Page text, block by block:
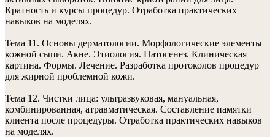
Кратность и курсы процедур. Отработка практических
навыков на моделях.
Тема 11. Основы дерматологии. Морфологические элементы
кожной сыпи. Акне. Этиология. Патогенез. Клиническая
картина. Формы. Лечение. Разработка протоколов процедур
для жирной проблемной кожи.
Тема 12. Чистки лица: ультразвуковая, мануальная,
комбинированная, атравматическая. Составление памятки
клиента после процедуры. Отработка практических навыков
на моделях.